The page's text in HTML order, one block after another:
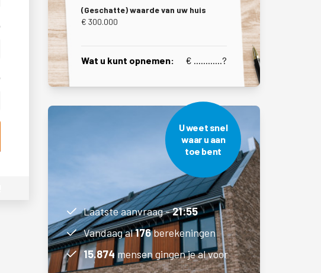
(Geschatte) waarde van uw huis
€ 300.000
Wat u kunt opnemen: € ............?
U weet snel
waar u aan
toe bent
Laatste aanvraag -21:55
Vandaag al176berekeningen
15.874mensen gingen je al voor